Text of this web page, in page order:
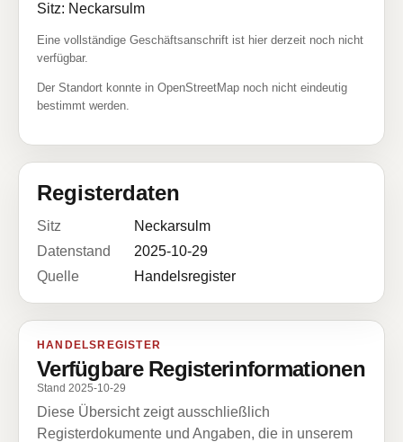
Sitz: Neckarsulm
Eine vollständige Geschäftsanschrift ist hier derzeit noch nicht
verfügbar.
Der Standort konnte in OpenStreetMap noch nicht eindeutig
bestimmt werden.
Registerdaten
Sitz
Neckarsulm
Datenstand
2025-10-29
Quelle
Handelsregister
HANDELSREGISTER
Verfügbare Registerinformationen
Stand 2025-10-29
Diese Übersicht zeigt ausschließlich
Registerdokumente und Angaben, die in unserem